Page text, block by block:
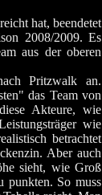
hat, beendetet
2008/2009. Es
aus der oberen
Pritzwalk an.
das Team von
Akteure, wie
wie
betrachtet
Aber auch
sieht, wie Groß
punkten. So muss